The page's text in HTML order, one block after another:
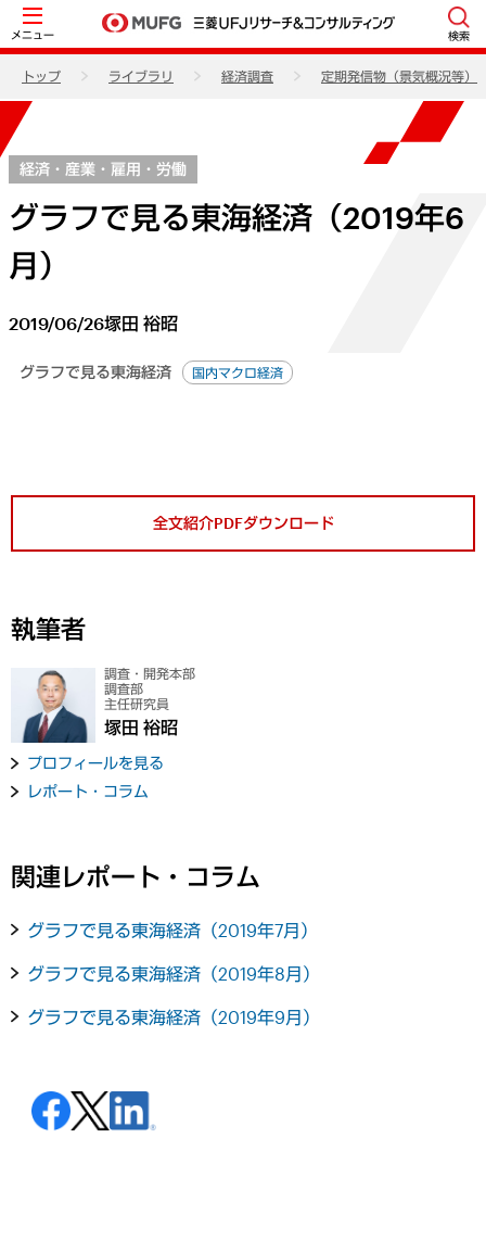
メニュー 検索
トップ ライブラリ 経済調査 定期発信物（景気概況等）
経済・産業・雇用・労働
グラフで見る東海経済（2019年6
月）
2019/06/26塚田 裕昭
グラフで見る東海経済 国内マクロ経済
全文紹介PDFダウンロード
執筆者
調査・開発本部
調査部
主任研究員
塚田 裕昭
プロフィールを見る
レポート・コラム
関連レポート・コラム
グラフで見る東海経済（2019年7月）
グラフで見る東海経済（2019年8月）
グラフで見る東海経済（2019年9月）